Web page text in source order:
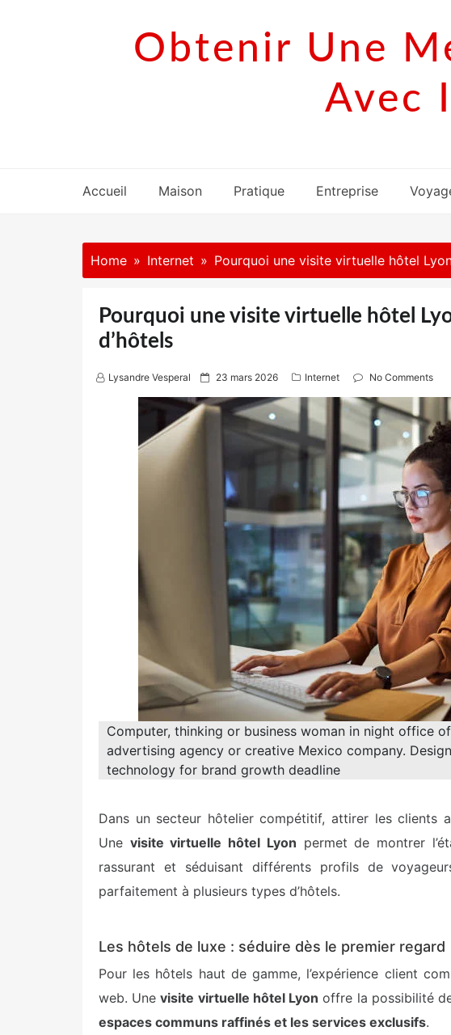
Obtenir Une
Avec
Accueil Maison Pratique Entreprise
Home Internet Pourquoi une visite virtuelle hôtel
Pourquoi une visite virtuelle hôtel
d’hôtels
Lysandre Vesperal
P
s
23 mars 2026 Internet No Comments
Computer, thinking or business woman in night office
advertising agency or creative Mexico company.
technology for brand growth deadline
Dans un secteur hôtelier compétitif, attirer les clients
Une visite virtuelle hôtel Lyon permet de montrer
rassurant et séduisant différents profils de
parfaitement à plusieurs types d’hôtels.
Les hôtels de luxe : séduire dès le premier regard
Pour les hôtels haut de gamme, l’expérience client
web. Unevisite virtuelle hôtel Lyon offre la possibilité
espaces communs raffinés et les services exclusifs.